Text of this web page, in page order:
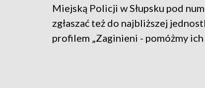
Miejską Policji w Słupsku pod
zgłaszać też do najbliższej
profilem „Zaginieni - pomóżmy